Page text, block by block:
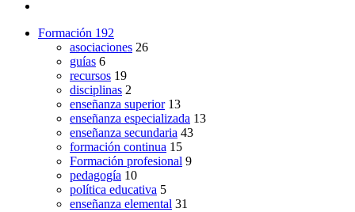
Formación 192
asociaciones 26
guías 6
recursos 19
disciplinas 2
enseñanza superior 13
enseñanza especializada 13
enseñanza secundaria 43
formación continua 15
Formación profesional 9
pedagogía 10
política educativa 5
enseñanza elemental 31